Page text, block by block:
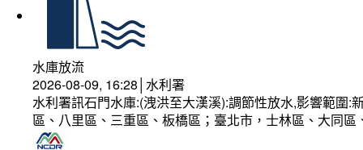
水庫放流
2026-08-09, 16:28│水利署
水利署訊石門水庫:(洩洪至大漢溪):調節性放水,影響範圍
區、八里區、三重區、板橋區；臺北市，士林區、大同